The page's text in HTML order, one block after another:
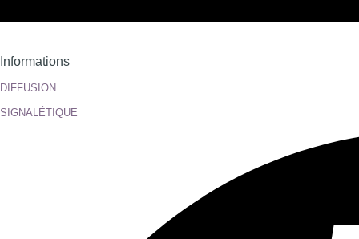
Informations
DIFFUSION
SIGNALÉTIQUE